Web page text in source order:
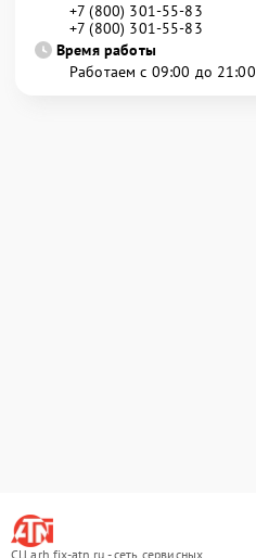
+7 (800) 301-55-83
+7 (800) 301-55-83
Время работы
Работаем с 09:00 до 21:00
СЦ arh.fix-atn.ru - сеть сервисных